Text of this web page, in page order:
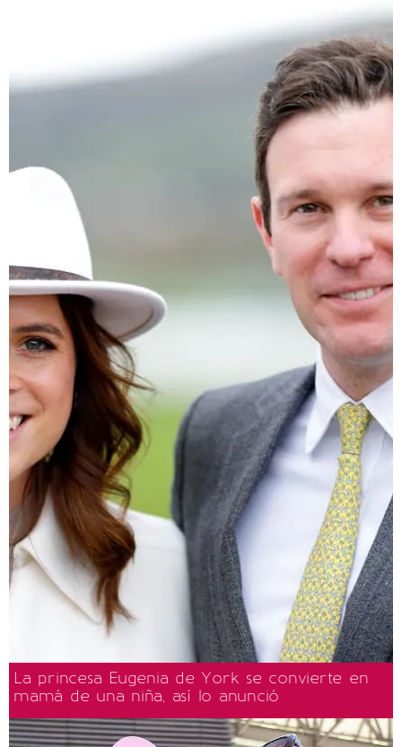
La princesa Eugenia de York se convierte en
mamá de una niña, así lo anunció